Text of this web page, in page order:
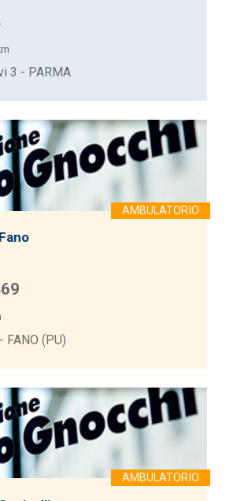
3 - PARMA
FANO (PU)